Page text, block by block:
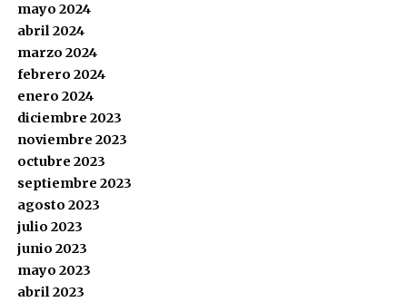
mayo 2024
abril 2024
marzo 2024
febrero 2024
enero 2024
diciembre 2023
noviembre 2023
octubre 2023
septiembre 2023
agosto 2023
julio 2023
junio 2023
mayo 2023
abril 2023